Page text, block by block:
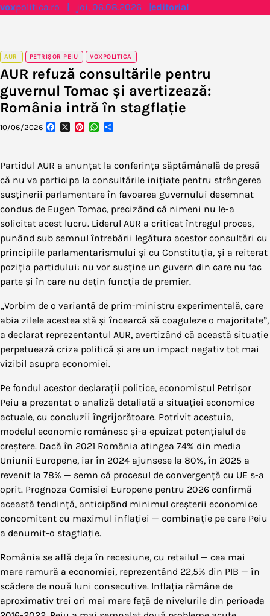
Skip
voxpolitica.ro | joi, 06.08.2026 |editorial
AUR PETRIȘOR PEIU VOXPOLITICA
AUR refuză consultările pentru
guvernul Tomac și avertizează:
România intră în stagflație
10/06/2026 Facebook
X PinterestWhatsApp
Partidul AUR a anunțat la conferința săptămânală de presă
că nu va participa la consultările inițiate pentru strângerea
susținerii parlamentare în favoarea guvernului desemnat
condus de Eugen Tomac, precizând că nimeni nu le-a
solicitat acest lucru. Liderul AUR a criticat întregul proces,
punând sub semnul întrebării legătura acestor consultări cu
principiile parlamentarismului și cu Constituția, și a reiterat
poziția partidului: nu vor susține un guvern din care nu fac
parte și în care nu dețin funcția de premier.
„Vorbim de o variantă de prim-ministru experimentală, care
abia zilele acestea stă și încearcă să coaguleze o majoritate”,
a declarat reprezentantul AUR, avertizând că această situație
perpetuează criza politică și are un impact negativ tot mai
vizibil asupra economiei.
Pe fondul acestor declarații politice, economistul Petrișor
Peiu a prezentat o analiză detaliată a situației economice
actuale, cu concluzii îngrijorătoare. Potrivit acestuia,
modelul economic românesc și-a epuizat potențialul de
creștere. Dacă în 2021 România atingea 74% din media
Uniunii Europene, iar în 2024 ajunsese la 80%, în 2025 a
revenit la 78% — semn că procesul de convergență cu UE s-a
oprit. Prognoza Comisiei Europene pentru 2026 confirmă
această tendință, anticipând minimul creșterii economice
concomitent cu maximul inflației — combinație pe care Peiu
a denumit-o stagflație.
România se află deja în recesiune, cu retailul — cea mai
mare ramură a economiei, reprezentând 22,5% din PIB — în
scădere de nouă luni consecutive. Inflația rămâne de
aproximativ trei ori mai mare față de nivelurile din perioada